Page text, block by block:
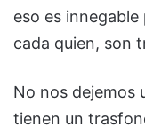
eso es
cada quien, son
No nos dejemos
tienen un